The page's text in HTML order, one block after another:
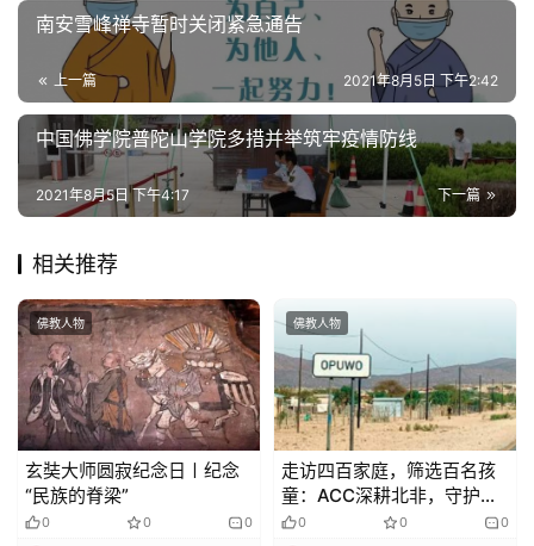
人
寺
院
巡
礼
视
纪
录
佛
教
艺
术
登录 注册
南安雪峰禅寺暂时关闭紧急通告
上一篇 2021年8月5日 下午2:42
中国佛学院普陀山学院多措并举筑牢疫情防线
下一篇
2021年8月5日 下午4:17
相关推荐
佛教人物
玄奘大师圆寂纪念日〡纪念
“民族的脊梁”
0 0 0
佛教人物
走访四百家庭，筛选百名孩
童：ACC深耕北非，守护每
一份微光（下）
0 0 0